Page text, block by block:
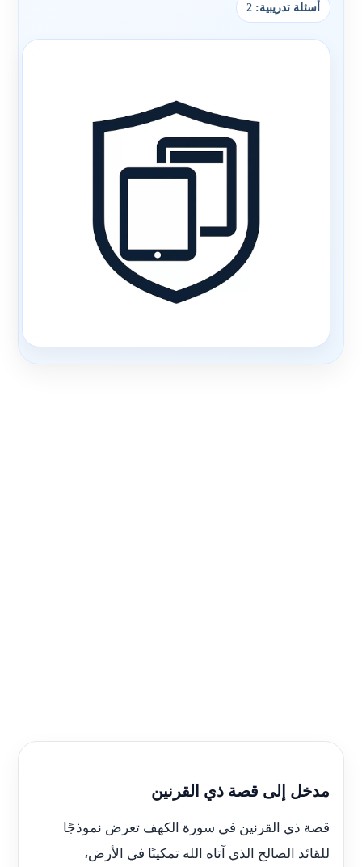
أسئلة تدريبية: 2
مدخل إلى قصة ذي القرنين
قصة ذي القرنين في سورة الكهف تعرض نموذجًا
للقائد الصالح الذي آتاه الله تمكينًا في الأرض،